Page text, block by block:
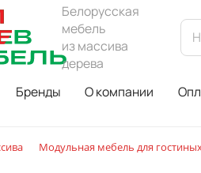
Белорусская
мебель
из массива
дерева
Бренды О компании
Модульная мебель для